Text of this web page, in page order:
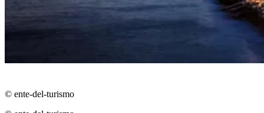
© ente-del-turismo